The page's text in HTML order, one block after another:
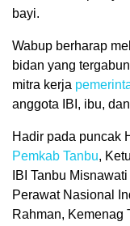
bayi.
Wabup berharap
bidan yang
mitra kerja
anggota IBI, ibu,
Hadir pada puncak
Pemkab Tanbu,
IBI Tanbu
Perawat Nasional
Rahman, Kemenag